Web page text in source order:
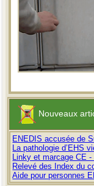
Nouveaux
ENEDIS accusée de
La pathologie d’EHS
Linky et marcage CE
Relevé des Index du
Aide pour personnes